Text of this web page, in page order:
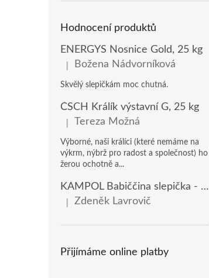
Hodnocení produktů
ENERGYS Nosnice Gold, 25 kg
Hodnocení produktu je 5 z 5 hvězdiček.
Božena Nádvorníková
Skvělý slepičkám moc chutná.
ČSCH Králík výstavní G, 25 kg
Hodnocení produktu je 5 z 5 hvězdiček.
Tereza Možná
Výborné, naši králíci (které nemáme na
výkrm, nýbrž pro radost a společnost) ho
žerou ochotně a...
KAMPOL Babiččina slepička - domácí nosnice(KB), 20 kg
Hodnocení produktu je 5 z 5 hvězdiček.
Zdeněk Lavrovič
Přijímáme online platby